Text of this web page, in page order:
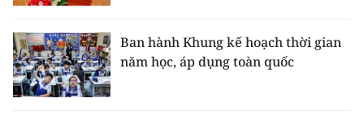
Ban hành Khung kế hoạch thời gian
năm học, áp dụng toàn quốc